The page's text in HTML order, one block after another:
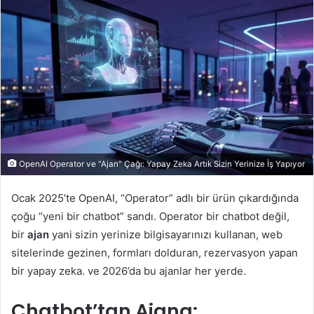
posta
göndermek
OpenAI Operator ve "Ajan" Çağı: Yapay Zeka Artık Sizin Yerinize İş Yapıyor
Ocak 2025’te OpenAI, “Operator” adlı bir ürün çıkardığında
çoğu “yeni bir chatbot” sandı. Operator bir chatbot değil,
bir ajan yani sizin yerinize bilgisayarınızı kullanan, web
sitelerinde gezinen, formları dolduran, rezervasyon yapan
bir yapay zeka. ve 2026’da bu ajanlar her yerde.